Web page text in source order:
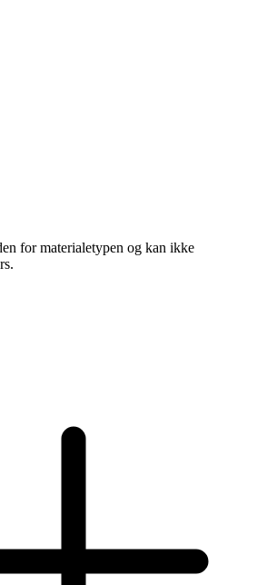
for materialetypen og kan ikke